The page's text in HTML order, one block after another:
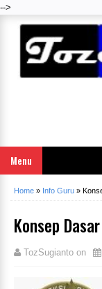
-->
Menu
Home » Info Guru »
Konsep
TozSugianto on